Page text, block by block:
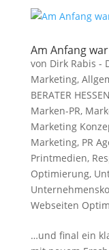
Am Anfang
von Dirk Rabis -
Marketing,
BERATER HESSEN
Marken-PR,
Marketing
Marketing, PR
Printmedien,
Optimierung,
Webseiten
…und final ein